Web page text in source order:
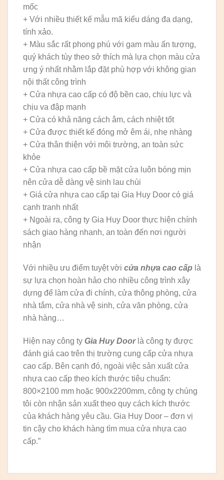
mốc
+ Với nhiều thiết kế mẫu mã kiểu dáng đa dạng,
tính xảo.
+ Màu sắc rất phong phú với gam màu ấn tượng,
quý khách tùy theo sở thích mà lựa chọn màu cửa
ưng ý nhất nhằm lắp đặt phù hợp với không gian
nội thất công trình
+ Cửa nhựa cao cấp có độ bền cao, chịu lực và
chịu va đập mạnh
+ Cửa có khả năng cách âm, cách nhiệt tốt
+ Cửa được thiết kế đóng mở êm ái, nhẹ nhàng
+ Cửa thân thiện với môi trường, an toàn sức
khỏe
+ Cửa nhựa cao cấp bề mặt cửa luôn bóng mịn
nên cửa dễ dàng vệ sinh lau chùi
+ Giá cửa nhựa cao cấp tại Gia Huy Door có giá
cạnh tranh nhất
+ Ngoài ra, công ty Gia Huy Door thực hiện chính
sách giao hàng nhanh, an toàn đến nơi người
nhận
Với nhiều ưu điểm tuyệt vời cửa nhựa cao cấp là
sự lựa chọn hoàn hảo cho nhiều công trình xây
dựng để làm cửa đi chính, cửa thông phòng, cửa
nhà tắm, cửa nhà vệ sinh, cửa văn phòng, cửa
nhà hàng…
Hiện nay công ty Gia Huy Doorlà công ty được
đánh giá cao trên thị trường cung cấp cửa nhựa
cao cấp. Bên cạnh đó, ngoài việc sản xuất cửa
nhựa cao cấp theo kích thước tiêu chuẩn:
800×2100 mm hoặc 900x2200mm, công ty chúng
tôi còn nhận sản xuất theo quy cách kích thước
của khách hàng yêu cầu. Gia Huy Door – đơn vị
tin cậy cho khách hàng tìm mua cửa nhựa cao
cấp.”